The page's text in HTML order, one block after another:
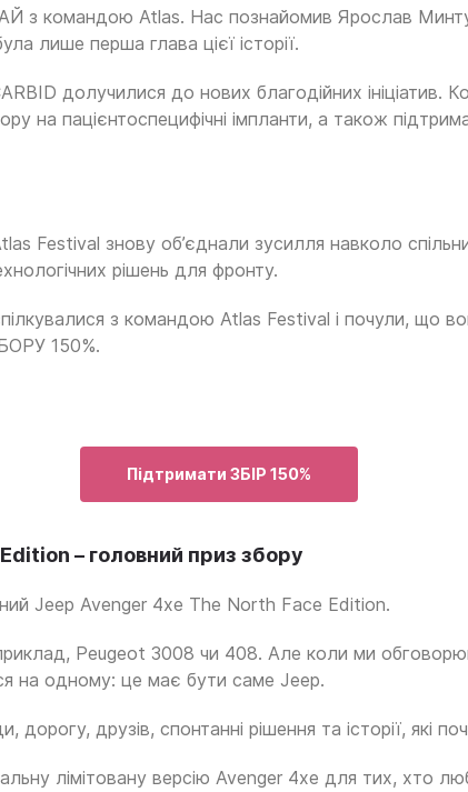
з командою Atlas. Нас познайомив Ярослав
лише перша глава цієї історії.
долучилися до нових благодійних ініціатив.
на пацієнтоспецифічні імпланти, а також
Festival знову об’єднали зусилля навколо
рішень для фронту.
з командою Atlas Festival і почули, що
150%.
Підтримати ЗБІР 150%
– головний приз збору
Jeep Avenger 4xe The North Face Edition.
Peugeot 3008 чи 408. Але коли ми
на одному: це має бути саме Jeep.
друзів, спонтанні рішення та історії, які
лімітовану версію Avenger 4xe для тих, хто